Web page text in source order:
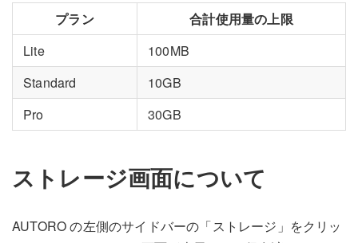
プラン
合計使用量の上限
Lite
100MB
Standard
10GB
Pro
30GB
ストレージ画面について
AUTORO の左側のサイドバーの「ストレージ」をクリッ